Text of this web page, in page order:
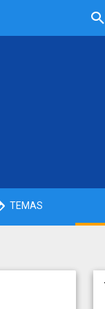
TEMAS